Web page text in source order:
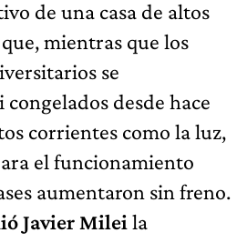
mientras que los
se
desde hace
corrientes como la luz,
el funcionamiento
aumentaron sin freno.
Javier Mileila
universitario